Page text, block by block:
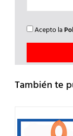
Acepto la
También te